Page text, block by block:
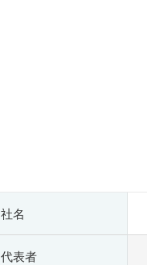
社名
代表者